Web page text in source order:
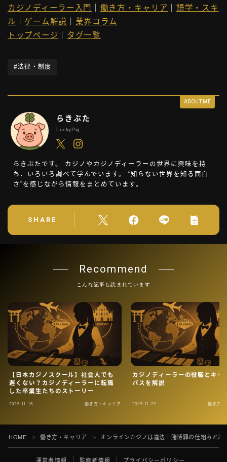
Follow Me
カジノディーラー入門 働き方・キャリア ｜語学・スキ
ル
ゲーム解説
業界コラム
トップページ
タグ一覧
#法律・制度
ABOUT ME
らきぶた
LuckyPig
らきぶたです。 カジノやカジノディーラーの世界に興味を持
ち、いろいろ調べて学んでいます。 “知らない世界を知る面白
さ”を感じながら情報をまとめています。
SHARE
Recommend
こんな記事も読まれています
【日本カジノスクール】社会人でも
遅くない？カジノディーラーに転職
した卒業生たちのストーリー
2025.11.16 働き方・キャリア
カジノディーラーの役職とキャ
パスを解説
2025.11.22 働き方・
HOME ＞ 働き方・キャリア ＞ オンラインカジノは違法！賭博罪の仕組みと最
運営者情報 監修者情報 プライバシーポリシー